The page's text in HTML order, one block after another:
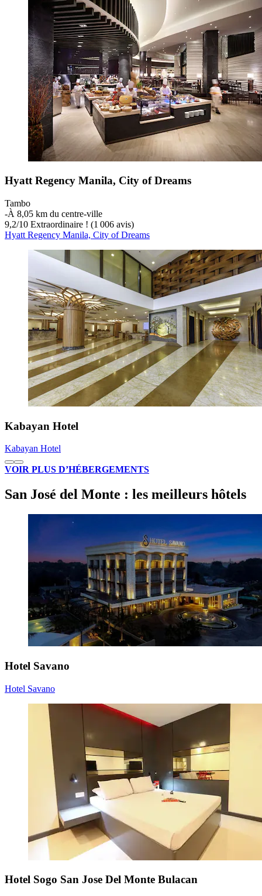
Hyatt Regency Manila, City of Dreams
Tambo
‐À 8,05 km du centre-ville
9,2/10 Extraordinaire ! (1 006 avis)
Hyatt Regency Manila, City of Dreams
Kabayan Hotel
Kabayan Hotel
VOIR PLUS D’HÉBERGEMENTS
San José del Monte : les meilleurs hôtels
Hotel Savano
Hotel Savano
Hotel Sogo San Jose Del Monte Bulacan